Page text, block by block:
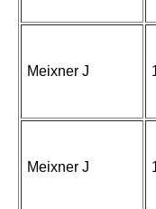
Meixner J
Meixner J